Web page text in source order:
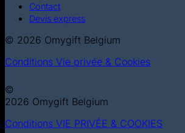
Contact
Devis express
© 2026 Omygift Belgium
Conditions Vie privée & Cookies
©
2026 Omygift Belgium
Conditions VIE PRIVÉE & COOKIES